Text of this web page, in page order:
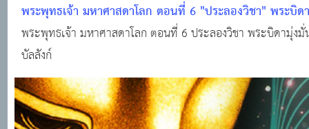
พระพุทธเจ้า มหาศาสดาโลก ตอนที่ 6 "ประลองวิชา" พระบิด
หนุ่มสู่บัลลังก์
พระพุทธเจ้า มหาศาสดาโลก ตอนที่ 6 ประลองวิชา พระบิดามุ่ง
บัลลังก์